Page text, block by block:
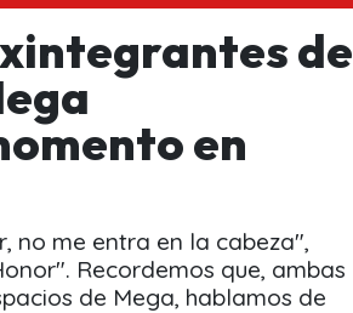
de
en
no me entra en la cabeza",
Recordemos que, ambas
de Mega, hablamos de